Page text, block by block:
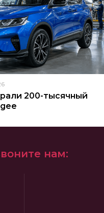
200-тысячный
нам: